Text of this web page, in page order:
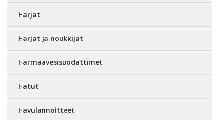
Harjat
Harjat ja noukkijat
Harmaavesisuodattimet
Hatut
Havulannoitteet